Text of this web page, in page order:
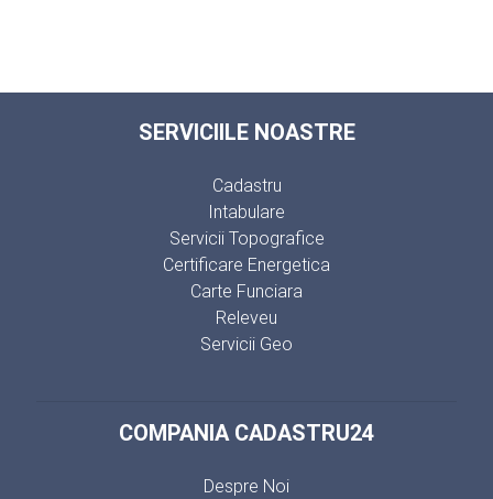
SERVICIILE NOASTRE
Cadastru
Intabulare
Servicii Topografice
Certificare Energetica
Carte Funciara
Releveu
Servicii Geo
COMPANIA CADASTRU24
Despre Noi